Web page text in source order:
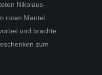
Nikolaus-
roten Mantel
und brachte
zum